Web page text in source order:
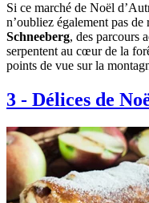
Si ce marché de Noël
n’oubliez également pas
Schneeberg, des parcours
serpentent au cœur de la
points de vue sur la
3 - Délices de